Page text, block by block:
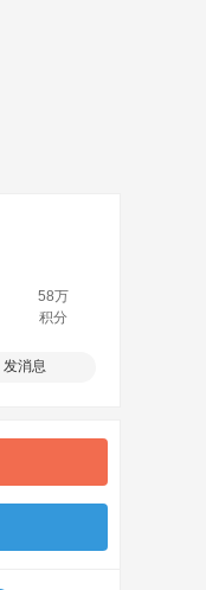
58万
积分
发消息